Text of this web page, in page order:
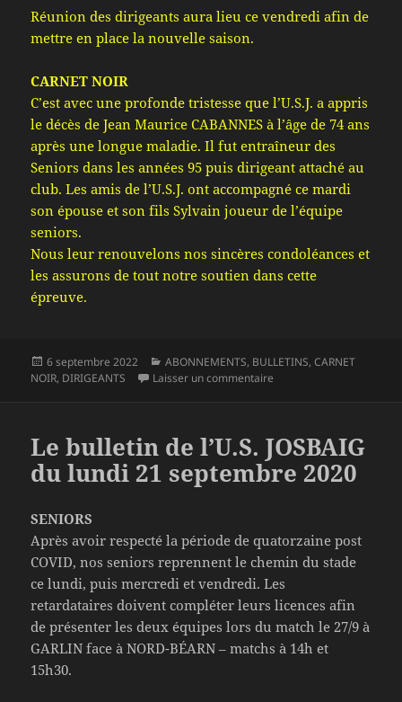
Réunion des dirigeants aura lieu ce vendredi afin de
mettre en place la nouvelle saison.
CARNET NOIR
C’est avec une profonde tristesse que l’U.S.J. a appris
le décès de Jean Maurice CABANNES à l’âge de 74 ans
après une longue maladie. Il fut entraîneur des
Seniors dans les années 95 puis dirigeant attaché au
club. Les amis de l’U.S.J. ont accompagné ce mardi
son épouse et son fils Sylvain joueur de l’équipe
seniors.
Nous leur renouvelons nos sincères condoléances et
les assurons de tout notre soutien dans cette
épreuve.
Publié
le
6 septembre 2022 Catégories
ABONNEMENTS, BULLETINS,CARNET
NOIR, DIRIGEANTS Laisser un commentaire
Le bulletin de l’U.S. JOSBAIG
du lundi 21 septembre 2020
SENIORS
Après avoir respecté la période de quatorzaine post
COVID, nos seniors reprennent le chemin du stade
ce lundi, puis mercredi et vendredi. Les
retardataires doivent compléter leurs licences afin
de présenter les deux équipes lors du match le 27/9 à
GARLIN face à NORD-BÉARN – matchs à 14h et
15h30.